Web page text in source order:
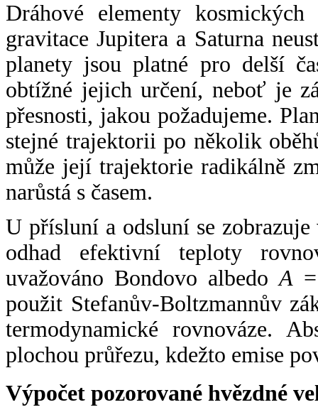
Dráhové elementy
gravitace Jupitera a Saturna
planety jsou platné pro delší
obtížné jejich určení, neboť je
přesnosti, jakou požadujeme.
stejné trajektorii po několik
může její trajektorie radikálně
narůstá s časem.
U přísluní a odsluní se
odhad efektivní teploty
uvažováno Bondovo albedoA
použit Stefanův-Boltzmannův
termodynamické rovnováze.
plochou průřezu, kdežto emise
Výpočet pozorované hvězdné